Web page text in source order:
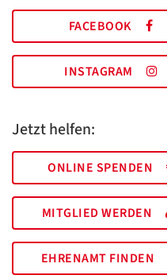
FACEBOOK
INSTAGRAM
Jetzt helfen:
ONLINE SPENDEN
MITGLIED WERDEN
EHRENAMT FINDEN